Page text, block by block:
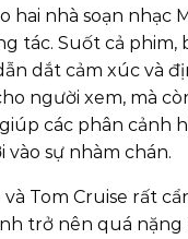
hai nhà soạn nhạc
tác. Suốt cả phim,
dắt cảm xúc và
người xem, mà
các phân cảnh
vào sự nhàm chán.
và Tom Cruise rất
trở nên quá nặng